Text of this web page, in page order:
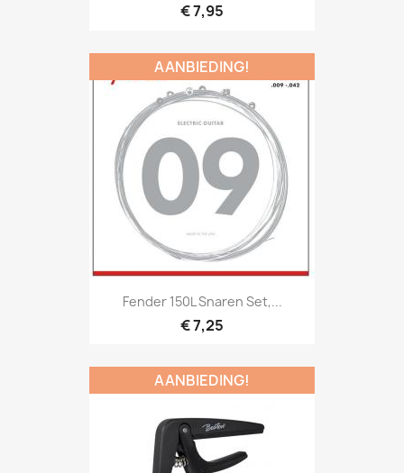
€ 7,95
Snel bekijken
Fender 150L Snaren Set,...
€ 7,25
AANBIEDING!
AANBIEDING!